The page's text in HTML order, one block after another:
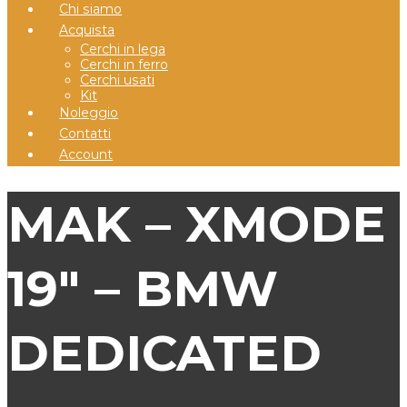
Chi siamo
Acquista
Cerchi in lega
Cerchi in ferro
Cerchi usati
Kit
Noleggio
Contatti
Account
MAK – XMODE
19″ – BMW
DEDICATED